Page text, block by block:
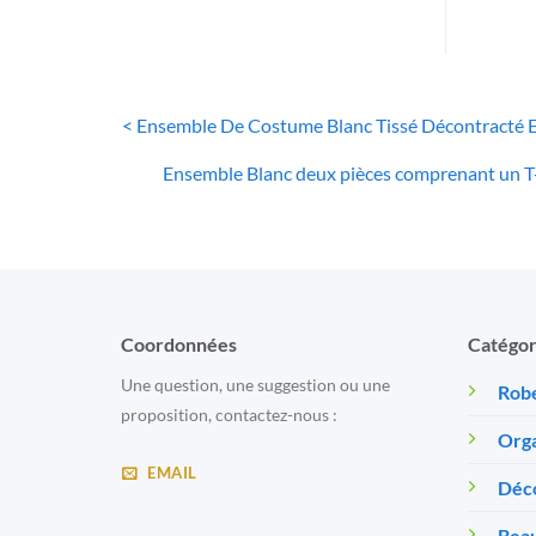
< Ensemble De Costume Blanc Tissé Décontracté
Ensemble Blanc deux pièces comprenant
Coordonnées
Une question, une suggestion ou une
proposition, contactez-nous :
EMAIL